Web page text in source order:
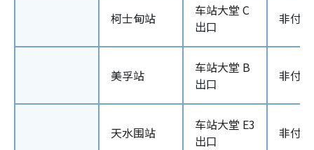
柯士甸站
车站大堂 C
出口
非付
美孚站
车站大堂 B
出口
非付
天水围站
车站大堂 E3
出口
非付